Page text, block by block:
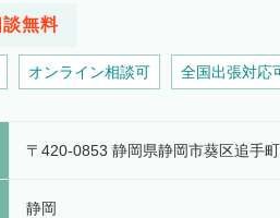
無料
オンライン相談可 全国出張対応
〒420-0853 静岡県静岡市葵区追手
静岡